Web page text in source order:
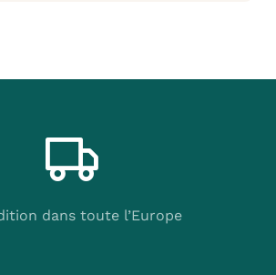
dans toute l’Europe